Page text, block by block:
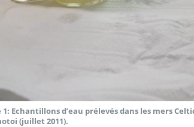
1: Echantillons d’eau prélevés dans les mers
(juillet 2011).